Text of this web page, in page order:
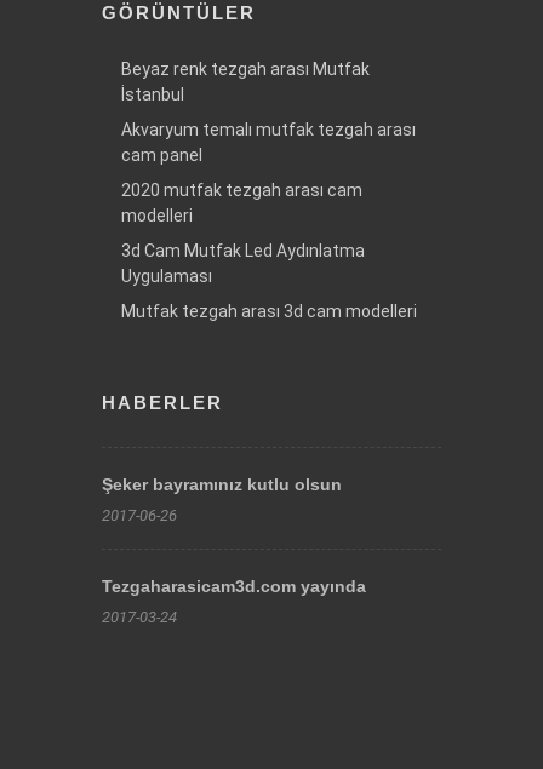
GÖRÜNTÜLER
Beyaz renk tezgah arası Mutfak
İstanbul
Akvaryum temalı mutfak tezgah arası
cam panel
2020 mutfak tezgah arası cam
modelleri
3d Cam Mutfak Led Aydınlatma
Uygulaması
Mutfak tezgah arası 3d cam modelleri
HABERLER
Şeker bayramınız kutlu olsun
2017-06-26
Tezgaharasicam3d.com yayında
2017-03-24